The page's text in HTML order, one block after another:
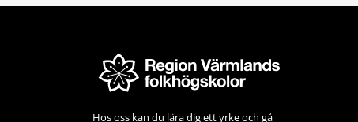
Hos oss kan du lära dig ett yrke och gå